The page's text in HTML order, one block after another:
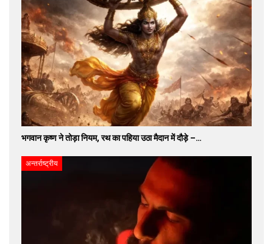
भगवान कृष्ण ने तोड़ा नियम, रथ का पहिया उठा मैदान में दौड़े –…
अन्तर्राष्ट्रीय